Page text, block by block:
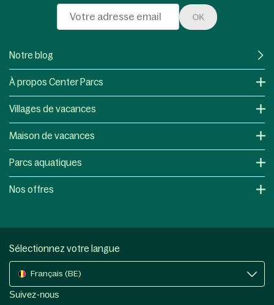
OK
Notre blog
À propos Center Parcs
Villages de vacances
Maison de vacances
Parcs aquatiques
Nos offres
Sélectionnez votre langue
Français (BE)
Suivez-nous